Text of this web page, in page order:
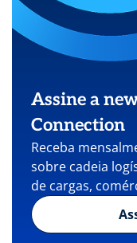
Assine a
Connection
Receba
sobre cadeia
de cargas,